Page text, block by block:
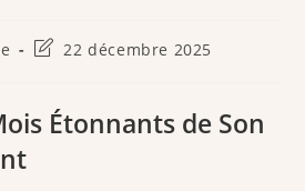
Dernière
publication :
22 décembre 2025
Étonnants de Son